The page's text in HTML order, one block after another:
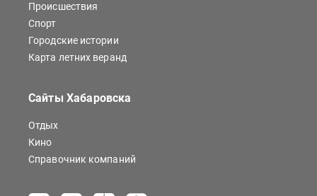
Происшествия
Спорт
Городские истории
Карта летних веранд
Сайты Хабаровска
Отдых
Кино
Справочник компаний